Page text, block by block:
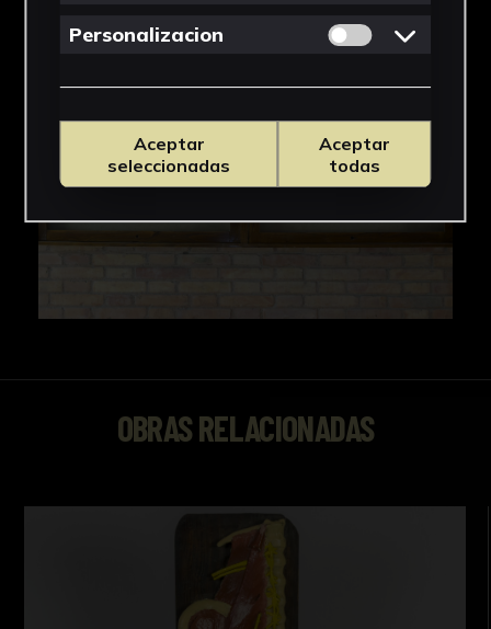
OBRAS RELACIONADAS
Personalizacion Permitir cookies
Aceptar
seleccionadas
Aceptar
todas